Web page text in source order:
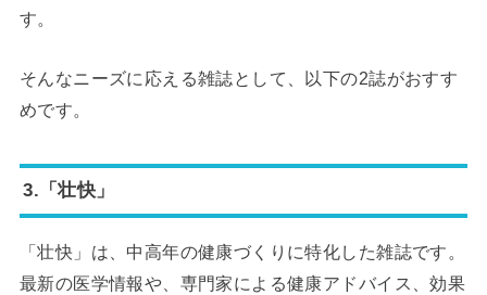
す。
そんなニーズに応える雑誌として、以下の2誌がおすす
めです。
3.「壮快」
「壮快」は、中高年の健康づくりに特化した雑誌です。
最新の医学情報や、専門家による健康アドバイス、効果